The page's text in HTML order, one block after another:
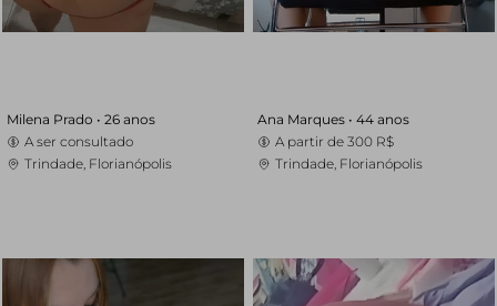
Milena Prado • 26 anos
A ser consultado
Trindade, Florianópolis
Ana Marques • 44 anos
A partir de 300 R$
Trindade, Florianópolis